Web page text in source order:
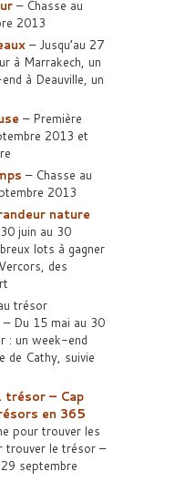
– Chasse au
2013
– Jusqu’au 27
à Marrakech, un
à Deauville, un
– Première
2013 et
– Chasse au
2013
nature
juin au 30
lots à gagner
des
trésor
Du 15 mai au 30
: un week-end
de Cathy, suivie
trésor – Cap
en 365
pour trouver les
trouver le trésor –
septembre